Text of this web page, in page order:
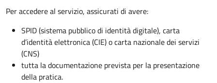
Per accedere al servizio, assicurati di avere:
SPID (sistema pubblico di identità digitale), carta
d’identità elettronica (CIE) o carta nazionale dei servizi
(CNS)
tutta la documentazione prevista per la presentazione
della pratica.